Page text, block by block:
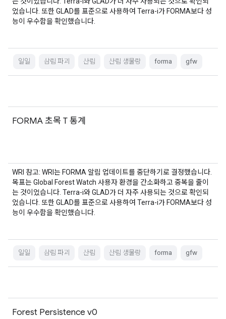
었습니다. 또한 GLAD를 표준으로 사용하여 Terra-i가 FORMA보다 성
능이 우수함을 확인했습니다.
일일 삼림 파괴 산림 산림 생물량 forma gfw
FORMA 초목 T 통계
WRI 참고: WRI는 FORMA 알림 업데이트를 중단하기로 결정했습니다.
목표는 Global Forest Watch 사용자 환경을 간소화하고 중복을 줄이
는 것이었습니다. Terra-i와 GLAD가 더 자주 사용되는 것으로 확인되
었습니다. 또한 GLAD를 표준으로 사용하여 Terra-i가 FORMA보다 성
능이 우수함을 확인했습니다.
일일 삼림 파괴 산림 산림 생물량 forma gfw
Forest Persistence v0